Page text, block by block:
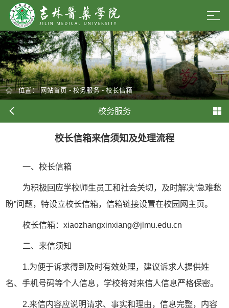
位置： 网站首页-校务服务- 校长信箱
校务服务
校长信箱来信须知及处理流程
一、校长信箱
为积极回应学校师生员工和社会关切，及时解决“急难愁
盼”问题，特设立校长信箱，信箱链接设置在校园网主页。
校长信箱：xiaozhangxinxiang@jlmu.edu.cn
二、来信须知
1.为便于诉求得到及时有效处理，建议诉求人提供姓
名、手机号码等个人信息，学校将对来信人信息严格保密。
2.来信内容应说明请求、事实和理由，信息完整，内容